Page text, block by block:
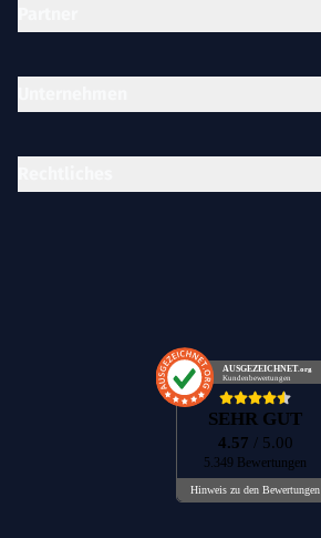
AUSGEZEICHNET .org
Kundenbewertungen
SEHR GUT
4.57 / 5.00
5.349 Bewertungen
Hinweis zu den Bewertungen